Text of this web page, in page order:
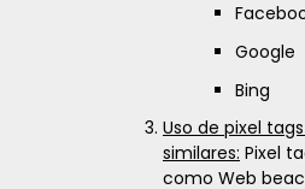
Google
Bing
Uso de pixel
similares: Pixel
como Web